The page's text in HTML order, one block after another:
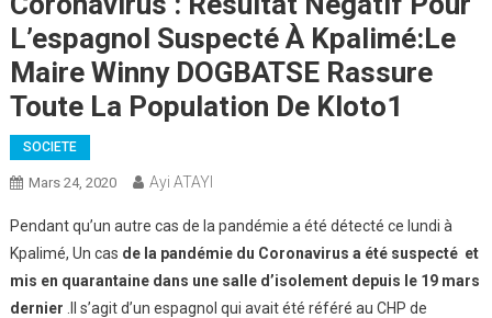
L’espagnol Suspecté À Kpalimé:Le
Maire Winny DOGBATSE Rassure
Toute La Population De Kloto1
SOCIETE
Mars 24, 2020 Ayi ATAYI
Pendant qu’un autre cas de la pandémie a été détecté ce lundi à
Kpalimé, Un cas de la pandémie du Coronavirus a été suspecté et
mis en quarantaine dans une salle d’isolement depuis le 19 mars
dernier
.Il s’agit d’un espagnol qui avait été référé au CHP de